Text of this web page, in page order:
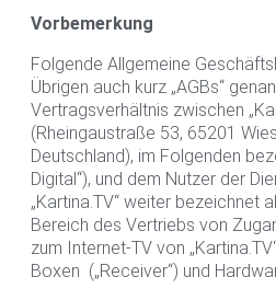
Vorbemerkung
Folgende Allgemeine
Übrigen auch kurz „AGBs“
Vertragsverhältnis zwischen
(Rheingaustraße 53, 65201
Deutschland), im Folgenden
Digital“), und dem Nutzer der
„Kartina.TV“ weiter bezeichnet
Bereich des Vertriebs von
zum Internet-TV von
Boxen („Receiver“) und